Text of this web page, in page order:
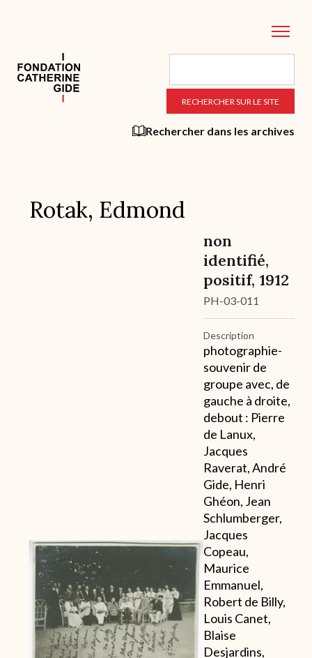
principal
Rechercher dans les archives
Rotak, Edmond
Archive
non
identifié,
positif, 1912
PH-03-011
Description
photographie-
souvenir de
groupe avec, de
gauche à droite,
debout : Pierre
de Lanux,
Jacques
Raverat, André
Gide, Henri
Ghéon, Jean
Schlumberger,
Jacques
Copeau,
Maurice
Emmanuel,
Robert de Billy,
Louis Canet,
Blaise
Desjardins,